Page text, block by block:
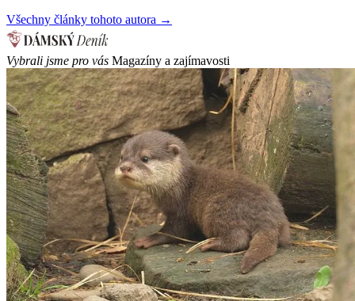
Všechny články tohoto autora →
Vybrali jsme pro vás Magazíny a zajímavosti